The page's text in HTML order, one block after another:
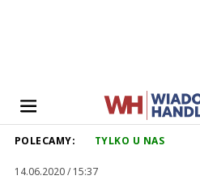
POLECAMY: TYLKO U NAS
14.06.2020 / 15:37